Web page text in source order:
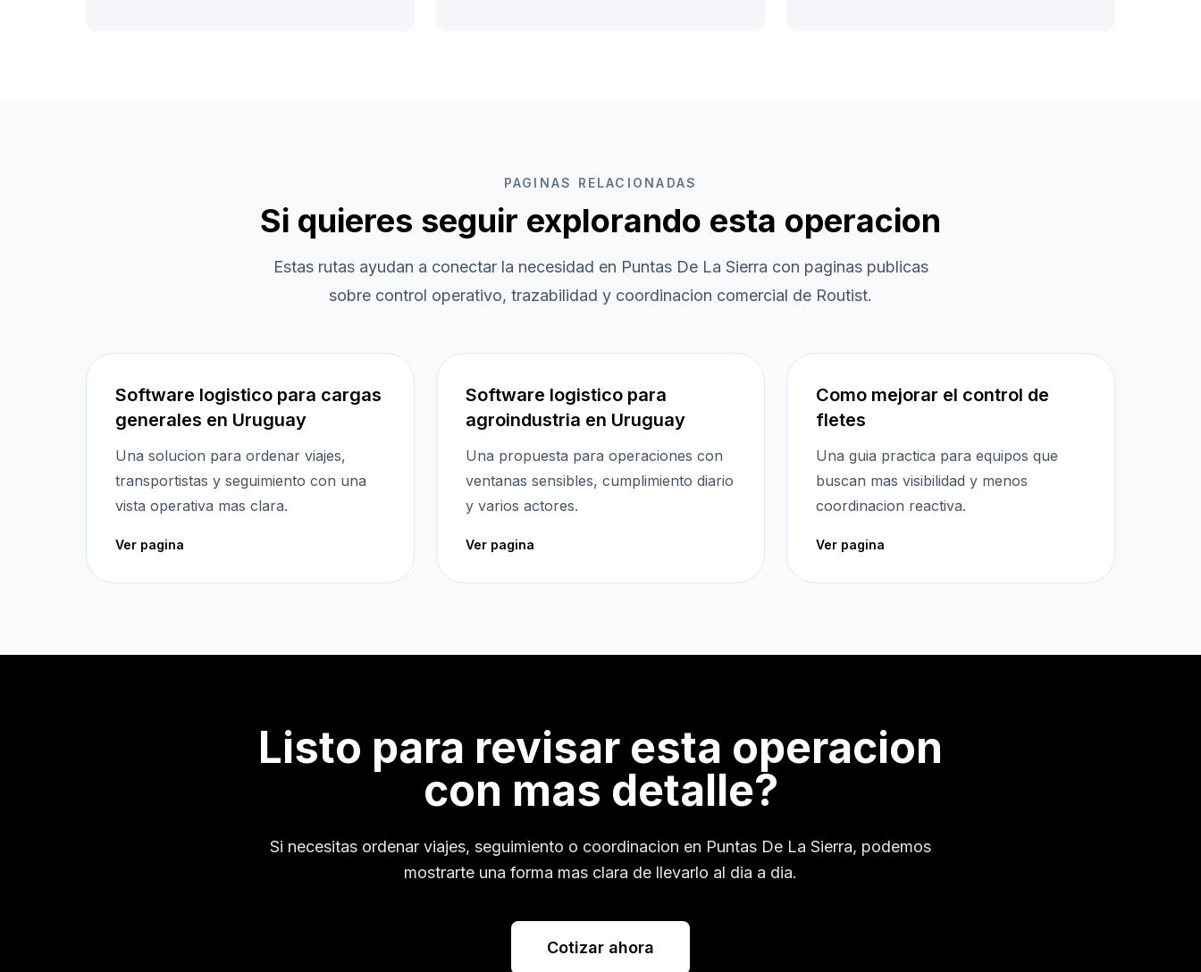
PAGINAS RELACIONADAS
Si quieres seguir explorando esta operacion
Estas rutas ayudan a conectar la necesidad en Puntas De La Sierra con paginas publicas
sobre control operativo, trazabilidad y coordinacion comercial de Routist.
Software logistico para cargas
generales en Uruguay
Una solucion para ordenar viajes,
transportistas y seguimiento con una
vista operativa mas clara.
Ver pagina
Software logistico para
agroindustria en Uruguay
Una propuesta para operaciones con
ventanas sensibles, cumplimiento diario
y varios actores.
Ver pagina
Como mejorar el control de
fletes
Una guia practica para equipos que
buscan mas visibilidad y menos
coordinacion reactiva.
Ver pagina
Listo para revisar esta operacion
con mas detalle?
Si necesitas ordenar viajes, seguimiento o coordinacion en Puntas De La Sierra, podemos
mostrarte una forma mas clara de llevarlo al dia a dia.
Cotizar ahora